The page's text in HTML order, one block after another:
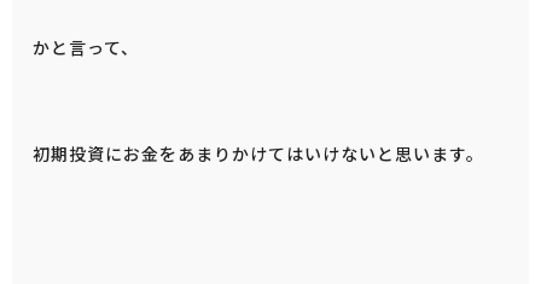
かと言って、
初期投資にお金をあまりかけてはいけないと思います。